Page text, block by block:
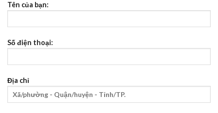
Tên của bạn:
Số điện thoại:
Địa chỉ